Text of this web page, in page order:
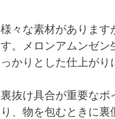
様々な素材があります
す。メロンアムンゼン
っかりとした仕上がり
裏抜け具合が重要なポ
り、物を包むときに